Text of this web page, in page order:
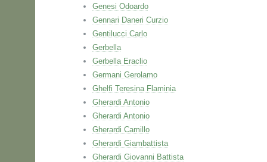
Genesi Odoardo
Gennari Daneri Curzio
Gentilucci Carlo
Gerbella
Gerbella Eraclio
Germani Gerolamo
Ghelfi Teresina Flaminia
Gherardi Antonio
Gherardi Antonio
Gherardi Camillo
Gherardi Giambattista
Gherardi Giovanni Battista